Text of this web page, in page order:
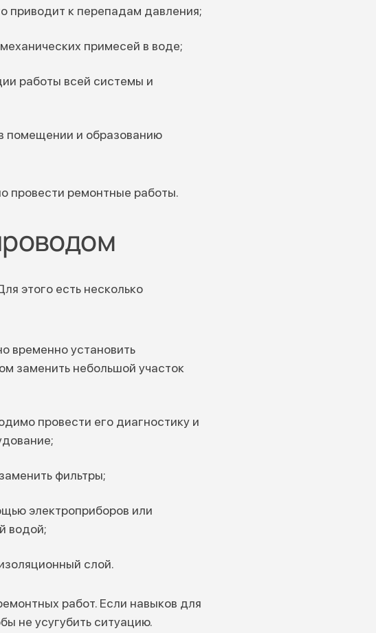
приводит к перепадам давления;
примесей в воде;
работы всей системы и
помещении и образованию
провести ремонтные работы.
этого есть несколько
временно установить
заменить небольшой участок
провести его диагностику и
фильтры;
электроприборов или
водой;
слой.
работ. Если навыков для
не усугубить ситуацию.